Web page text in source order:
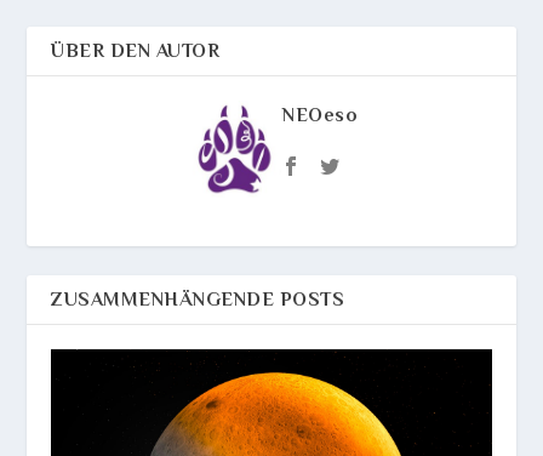
ÜBER DEN AUTOR
NEOeso
ZUSAMMENHÄNGENDE POSTS